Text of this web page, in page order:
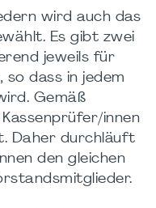
wird auch das
Es gibt zwei
jeweils für
dass in jedem
Gemäß
innen
Daher durchläuft
den gleichen